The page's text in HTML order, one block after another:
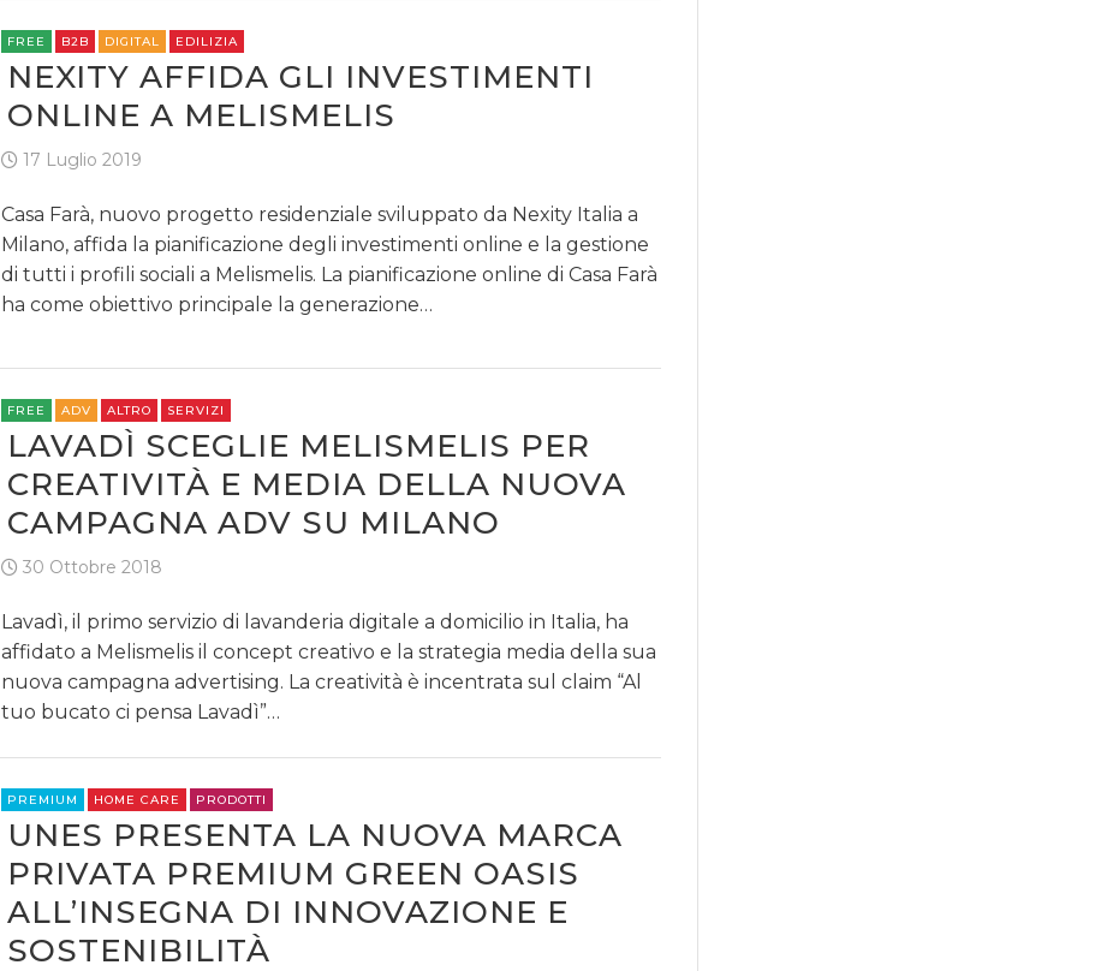
FREE B2B DIGITAL EDILIZIA
NEXITY AFFIDA GLI INVESTIMENTI
ONLINE A MELISMELIS
17 Luglio 2019
Casa Farà, nuovo progetto residenziale sviluppato da Nexity Italia a
Milano, affida la pianificazione degli investimenti online e la gestione
di tutti i profili sociali a Melismelis. La pianificazione online di Casa Farà
ha come obiettivo principale la generazione…
FREE ADV ALTRO SERVIZI
LAVADÌ SCEGLIE MELISMELIS PER
CREATIVITÀ E MEDIA DELLA NUOVA
CAMPAGNA ADV SU MILANO
30 Ottobre 2018
Lavadì, il primo servizio di lavanderia digitale a domicilio in Italia, ha
affidato a Melismelis il concept creativo e la strategia media della sua
nuova campagna advertising. La creatività è incentrata sul claim “Al
tuo bucato ci pensa Lavadì”…
PREMIUM HOME CARE PRODOTTI
UNES PRESENTA LA NUOVA MARCA
PRIVATA PREMIUM GREEN OASIS
ALL’INSEGNA DI INNOVAZIONE E
SOSTENIBILITÀ